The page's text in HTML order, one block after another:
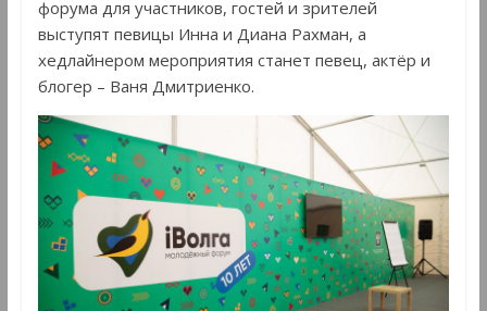
форума для участников, гостей и зрителей
выступят певицы Инна и Диана Рахман, а
хедлайнером мероприятия станет певец, актёр и
блогер – Ваня Дмитриенко.